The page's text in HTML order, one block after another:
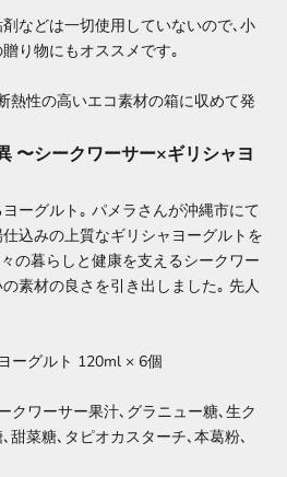
などは一切使用していないので､小
り物にもオススメです｡
熱性の高いエコ素材の箱に収めて発
〜シークワーサー×ギリシャヨ
ーグルト｡ パメラさんが沖縄市にて
込みの上質なギリシャヨーグルトを
の暮らしと健康を支えるシークワー
素材の良さを引き出しました｡ 先人
ーグルト 120ml × 6個
クワーサー果汁､グラニュー糖､生ク
甜菜糖､タピオカスターチ､本葛粉､